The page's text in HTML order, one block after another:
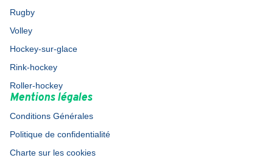
Rugby
Volley
Hockey-sur-glace
Rink-hockey
Roller-hockey
Mentions légales
Conditions Générales
Politique de confidentialité
Charte sur les cookies